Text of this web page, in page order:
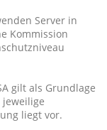
Server in
Kommission
gilt als Grundlage
liegt vor.